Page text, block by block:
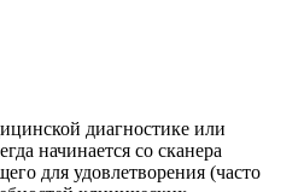
диагностике или
начинается со сканера
для удовлетворения (часто